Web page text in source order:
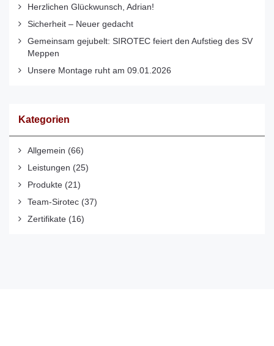
Herzlichen Glückwunsch, Adrian!
Sicherheit – Neuer gedacht
Gemeinsam gejubelt: SIROTEC feiert den Aufstieg des SV
Meppen
Unsere Montage ruht am 09.01.2026
Kategorien
Allgemein (66)
Leistungen (25)
Produkte (21)
Team-Sirotec (37)
Zertifikate (16)